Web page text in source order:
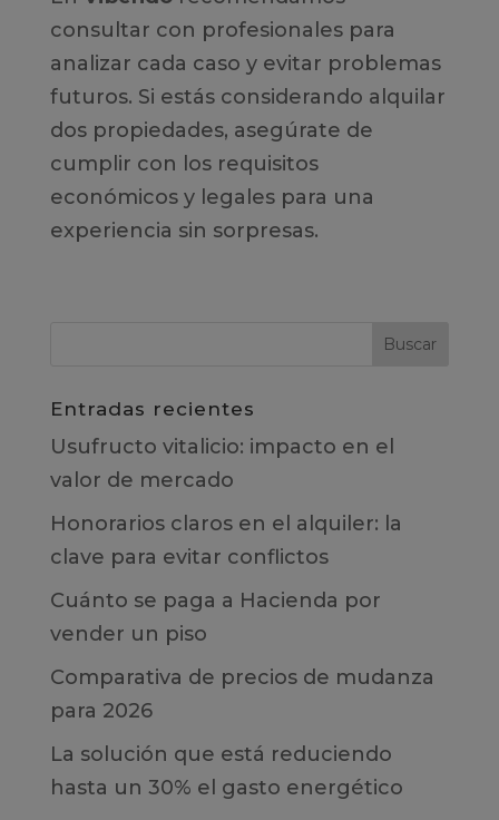
consultar con profesionales para
analizar cada caso y evitar problemas
futuros. Si estás considerando alquilar
dos propiedades, asegúrate de
cumplir con los requisitos
económicos y legales para una
experiencia sin sorpresas.
Entradas recientes
Usufructo vitalicio: impacto en el
valor de mercado
Honorarios claros en el alquiler: la
clave para evitar conflictos
Cuánto se paga a Hacienda por
vender un piso
Comparativa de precios de mudanza
para 2026
La solución que está reduciendo
hasta un 30% el gasto energético